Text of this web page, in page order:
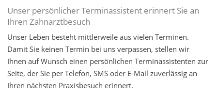
Unser persönlicher Terminassistent erinnert Sie an
Ihren Zahnarztbesuch
Unser Leben besteht mittlerweile aus vielen Terminen.
Damit Sie keinen Termin bei uns verpassen, stellen wir
Ihnen auf Wunsch einen persönlichen Terminassistenten zur
Seite, der Sie per Telefon, SMS oder E-Mail zuverlässig an
Ihren nächsten Praxisbesuch erinnert.